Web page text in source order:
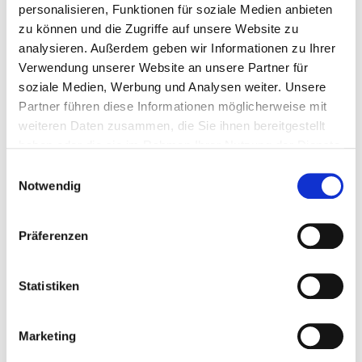
personalisieren, Funktionen für soziale Medien anbieten
zu können und die Zugriffe auf unsere Website zu
analysieren. Außerdem geben wir Informationen zu Ihrer
Verwendung unserer Website an unsere Partner für
soziale Medien, Werbung und Analysen weiter. Unsere
Partner führen diese Informationen möglicherweise mit
weiteren Daten zusammen, die Sie ihnen bereitgestellt
Notwendig
Präferenzen
Statistiken
Marketing
(arische) Herkunft.
Und nun?
Neue Analysemethoden sollten nun eigentlich
Sicherheit bringen, doch statt dessen streiten die
Besonders hoch her ging es im Jahre 2009. Am 26.3.
: „Vinland-Karte“ – Eine
Spektrum.dezu
lesen war: „Vinland-Karte – Sie ist echt“.
Auf beiden Seiten finden sich gewichtige Argumente.
Wirklich gesichert ist im Prinzip nach wie vor nur,
dass die Wikinger Amerika tatsächlich schon lange
vor Christoph Kolumbus erreichten.